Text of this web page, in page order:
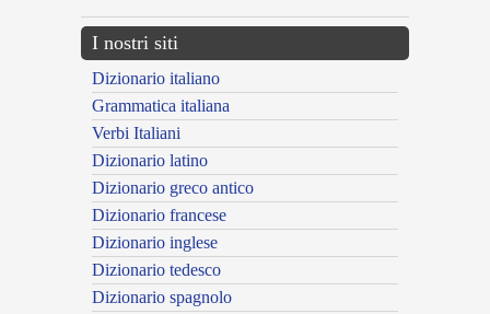
I nostri siti
Dizionario italiano
Grammatica italiana
Verbi Italiani
Dizionario latino
Dizionario greco antico
Dizionario francese
Dizionario inglese
Dizionario tedesco
Dizionario spagnolo